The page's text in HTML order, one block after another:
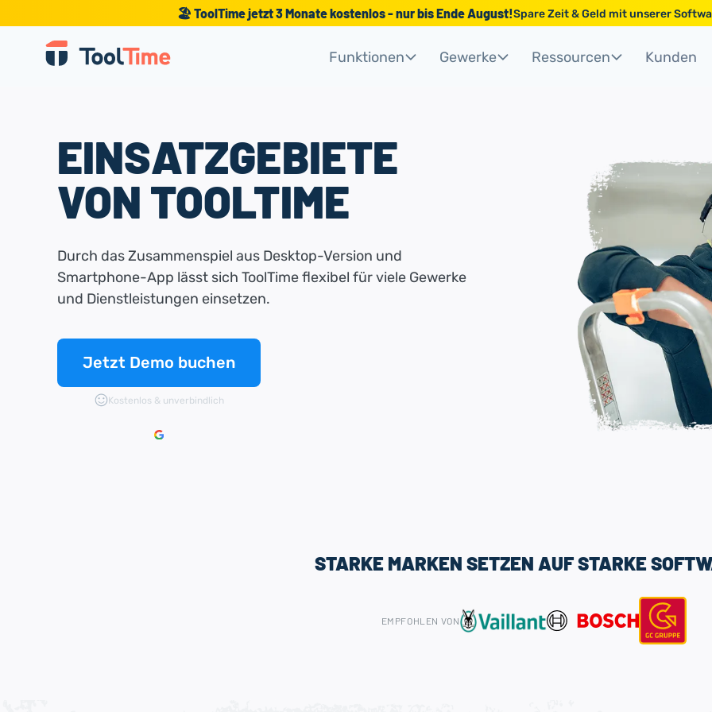
🏖️ ToolTime jetzt 3 Monate kostenlos - nur bis Ende August!Spare Zeit & Geld mit unserer
Funktionen Gewerke Ressourcen Kunden
EINSATZGEBIETE
VON TOOLTIME
Durch das Zusammenspiel aus Desktop-Version und
Smartphone-App lässt sich ToolTime flexibel für viele Gewerke
und Dienstleistungen einsetzen.
Jetzt Demo buchen
Kostenlos & unverbindlich
STARKE MARKEN SETZEN AUF STARKE
EMPFOHLEN VON